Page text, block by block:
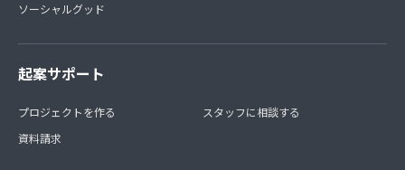
ソーシャルグッド
起案サポート
プロジェクトを作る
資料請求
スタッフに相談する